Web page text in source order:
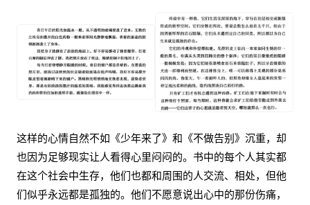
这样的心情自然不如《少年来了》和《不做告别》沉重，却
也因为足够现实让人看得心里闷闷的。书中的每个人其实都
在这个社会中生存，他们也都和周围的人交流、相处，但他
们似乎永远都是孤独的。他们不愿意说出心中的那份伤痛，